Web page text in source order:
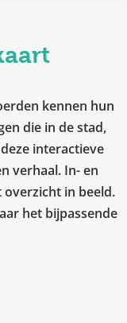
kennen hun
die in de stad,
interactieve
verhaal. In- en
in beeld.
het bijpassende